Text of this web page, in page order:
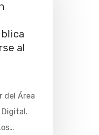
al
del Área